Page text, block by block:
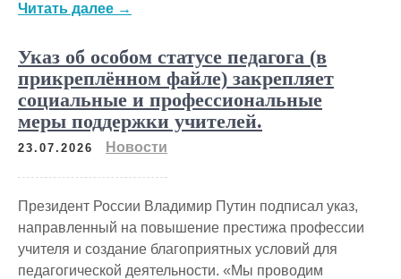
Читать далее →
Указ об особом статусе педагога (в
прикреплённом файле) закрепляет
социальные и профессиональные
меры поддержки учителей.
23.07.2026 Новости
Президент России Владимир Путин подписал указ,
направленный на повышение престижа профессии
учителя и создание благоприятных условий для
педагогической деятельности. «Мы проводим